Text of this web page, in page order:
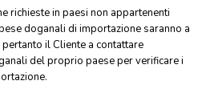
richieste in paesi non appartenenti
doganali di importazione saranno a
il Cliente a contattare
del proprio paese per verificare i